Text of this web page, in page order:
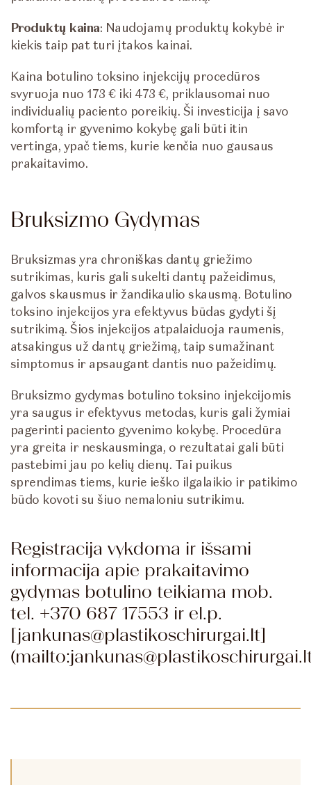
Produktų kaina: Naudojamų produktų kokybė ir
kiekis taip pat turi įtakos kainai.
Kaina botulino toksino injekcijų procedūros
svyruoja nuo 173 € iki 473 €, priklausomai nuo
individualių paciento poreikių. Ši investicija į savo
komfortą ir gyvenimo kokybę gali būti itin
vertinga, ypač tiems, kurie kenčia nuo gausaus
prakaitavimo.
Bruksizmo Gydymas
Bruksizmas yra chroniškas dantų griežimo
sutrikimas, kuris gali sukelti dantų pažeidimus,
galvos skausmus ir žandikaulio skausmą. Botulino
toksino injekcijos yra efektyvus būdas gydyti šį
sutrikimą. Šios injekcijos atpalaiduoja raumenis,
atsakingus už dantų griežimą, taip sumažinant
simptomus ir apsaugant dantis nuo pažeidimų.
Bruksizmo gydymas botulino toksino injekcijomis
yra saugus ir efektyvus metodas, kuris gali žymiai
pagerinti paciento gyvenimo kokybę. Procedūra
yra greita ir neskausminga, o rezultatai gali būti
pastebimi jau po kelių dienų. Tai puikus
sprendimas tiems, kurie ieško ilgalaikio ir patikimo
būdo kovoti su šiuo nemaloniu sutrikimu.
Registracija vykdoma ir išsami
informacija apie prakaitavimo
gydymas botulino teikiama mob.
tel. +370 687 17553 ir el.p.
[jankunas@plastikoschirurgai.lt]